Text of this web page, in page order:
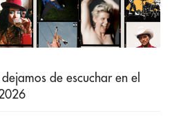
de escuchar en el